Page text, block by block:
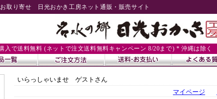
取り寄せ 日光おかき工房ネット通販・販売サイト
で送料無料 (ネットで注文送料無料キャンペーン 8/20まで) * 沖縄は除く
いらっしゃいませ ゲストさん
マイページ